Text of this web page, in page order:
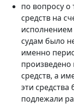
по вопросу о
средств на
исполнением
судам было
именно
средств, а
эти
подлежали